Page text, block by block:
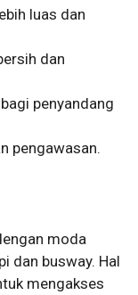
luas dan
dan
penyandang
pengawasan.
moda
dan busway. Hal
mengakses